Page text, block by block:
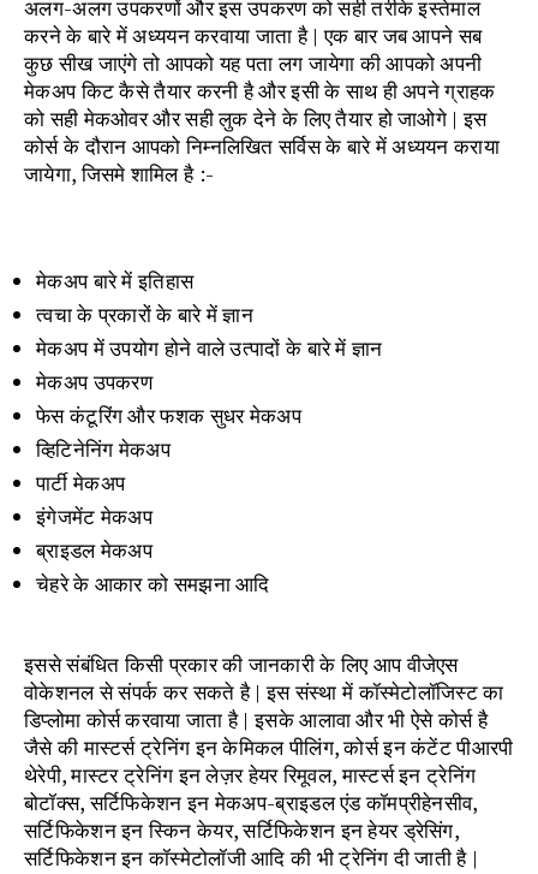
अलग-अलग उपकरणों और इस उपकरण को सही तरीके इस्तेमाल
करने के बारे में अध्ययन करवाया जाता है | एक बार जब आपने सब
कुछ सीख जाएंगे तो आपको यह पता लग जायेगा की आपको अपनी
मेकअप किट कैसे तैयार करनी है और इसी के साथ ही अपने ग्राहक
को सही मेकओवर और सही लुक देने के लिए तैयार हो जाओगे | इस
कोर्स के दौरान आपको निम्नलिखित सर्विस के बारे में अध्ययन कराया
जायेगा, जिसमे शामिल है :-
मेकअप बारे में इतिहास
त्वचा के प्रकारों के बारे में ज्ञान
मेकअप में उपयोग होने वाले उत्पादों के बारे में ज्ञान
मेकअप उपकरण
फेस कंटूरिंग और फशक सुधर मेकअप
व्हिटिनेनिंग मेकअप
पार्टी मेकअप
इंगेजमेंट मेकअप
ब्राइडल मेकअप
चेहरे के आकार को समझना आदि
इससे संबंधित किसी प्रकार की जानकारी के लिए आप वीजेएस
वोकेशनल से संपर्क कर सकते है | इस संस्था में कॉस्मेटोलॉजिस्ट का
डिप्लोमा कोर्स करवाया जाता है | इसके आलावा और भी ऐसे कोर्स है
जैसे की मास्टर्स ट्रेनिंग इन केमिकल पीलिंग, कोर्स इन कंटेंट पीआरपी
थेरेपी, मास्टर ट्रेनिंग इन लेज़र हेयर रिमूवल, मास्टर्स इन ट्रेनिंग
बोटॉक्स, सर्टिफिकेशन इन मेकअप-ब्राइडल एंड कॉमप्रीहेनसीव,
सर्टिफिकेशन इन स्किन केयर, सर्टिफिकेशन इन हेयर ड्रेसिंग,
सर्टिफिकेशन इन कॉस्मेटोलॉजी आदि की भी ट्रेनिंग दी जाती है |